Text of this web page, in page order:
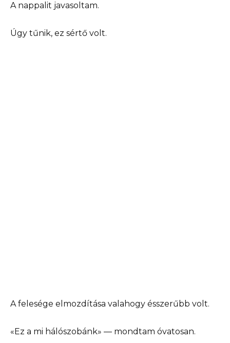
A nappalit javasoltam.
Úgy tűnik, ez sértő volt.
A felesége elmozdítása valahogy ésszerűbb volt.
«Ez a mi hálószobánk» — mondtam óvatosan.